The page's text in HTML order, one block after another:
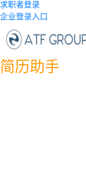
求职者登录
企业登录入口
简历助手